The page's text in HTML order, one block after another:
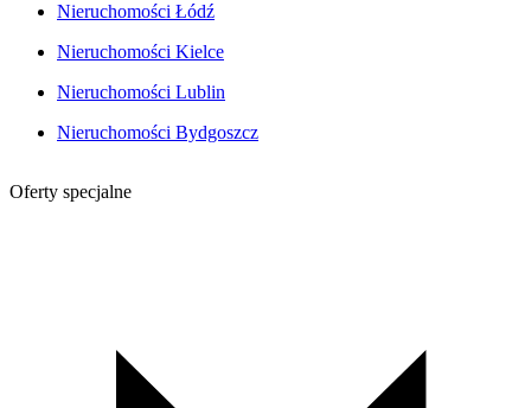
Nieruchomości Łódź
Nieruchomości Kielce
Nieruchomości Lublin
Nieruchomości Bydgoszcz
Oferty specjalne